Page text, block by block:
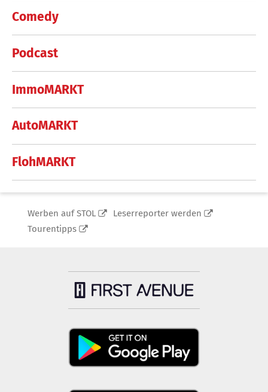
Comedy
Podcast
ImmoMARKT
AutoMARKT
FlohMARKT
Werben auf STOL
Leserreporter werden
Tourentipps